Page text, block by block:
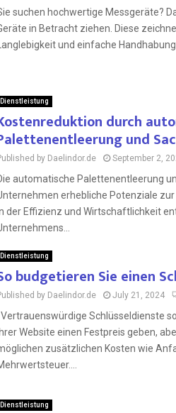
suchen hochwertige Messgeräte?
in Betracht ziehen. Diese
Langlebigkeit und einfache
Dienstleistung
durch
und
by Daelindor.de September 2,
automatische Palettenentleerung
erhebliche Potenziale
der Effizienz und Wirtschaftlichkeit
Dienstleistung
budgetieren Sie einen
by Daelindor.de July 21, 2024
Vertrauenswürdige Schlüsseldienste
Website einen Festpreis geben,
zusätzlichen Kosten wie
Dienstleistung